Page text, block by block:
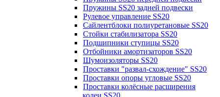
Пружины SS20 задней подвески
Рулевое управление SS20
Сайлентблоки полиуретановые SS20
Стойки стабилизатора SS20
Подшипники ступицы SS20
Отбойники амортизаторов SS20
Шумоизоляторы SS20
Проставки "развал-схождение" SS20
Проставки опоры угловые SS20
Проставки колёсные расширения
колеи SS20